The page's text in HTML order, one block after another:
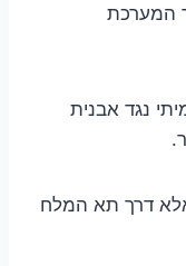
המערכת
נגד אבנית
דרך תא המלח